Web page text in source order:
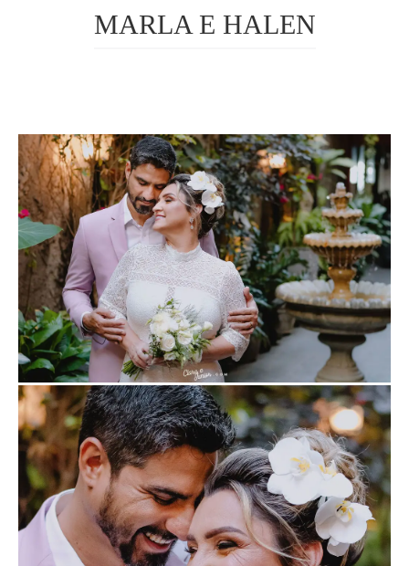
MARLA E HALEN